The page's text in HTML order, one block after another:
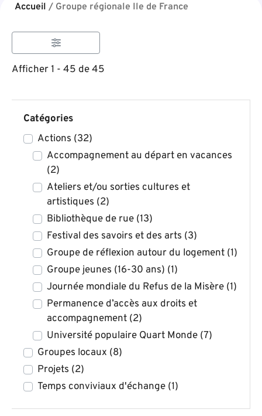
Accueil / Groupe régionale Ile de France
Afficher 1 - 45 de 45
Catégories
Actions (32)
Accompagnement au départ en vacances
(2)
Ateliers et/ou sorties cultures et
artistiques (2)
Bibliothèque de rue (13)
Festival des savoirs et des arts (3)
Groupe de réflexion autour du logement (1)
Groupe jeunes (16-30 ans) (1)
Journée mondiale du Refus de la Misère (1)
Permanence d’accès aux droits et
accompagnement (2)
Université populaire Quart Monde (7)
Groupes locaux (8)
Projets (2)
Temps conviviaux d'échange (1)